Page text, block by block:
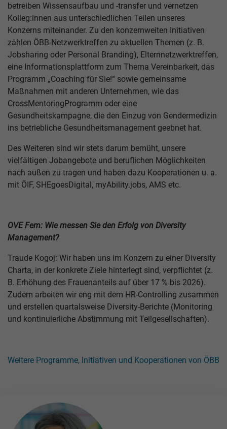
betreiben Wissensaufbau und -transfer und vernetzen
Kolleg:innen aus unterschiedlichen Teilen unseres
Konzerns miteinander. Zu den konzernweiten Initiativen
zählen ÖBB-Netzwerktreffen zu aktuellen Themen (z. B.
Jobsharing oder Personal Branding), Elternnetzwerktreffen,
eine Informationsplattform zum Thema Vereinbarkeit, das
Programm „Coaching für Sie!“ sowie gemeinsame
Maßnahmen mit anderen Unternehmen, wie das
CrossMentoringProgramm oder eine
Gesundheitskampagne, die den Einzug von Gendermedizin
ins betriebliche Gesundheitsmanagement geebnet hat.
Des Weiteren sind wir stets darum bemüht, unsere
vielfältigen Jobangebote und beruflichen Möglichkeiten
nach außen zu tragen und haben dazu Kooperationen u. a.
mit ÖIF, SHEgoesDigital, myAbility.jobs, AMS etc.
OVE Fem: Wie messen Sie den Erfolg von Diversity
Management?
Traude Kogoj: Wir haben uns im Konzern zu einer Diversity
Charta, in der konkrete Ziele hinterlegt sind, verpflichtet (z.
B. Erhöhung des Frauenanteils auf über 17 % bis 2026).
Zudem arbeiten wir eng mit dem HR-Controlling zusammen
und erstellen quartalsweise Diversity-Berichte (Monitoring
und kontinuierliche Abstimmung mit Teilgesellschaften).
Weitere Programme, Initiativen und Kooperationen von ÖBB